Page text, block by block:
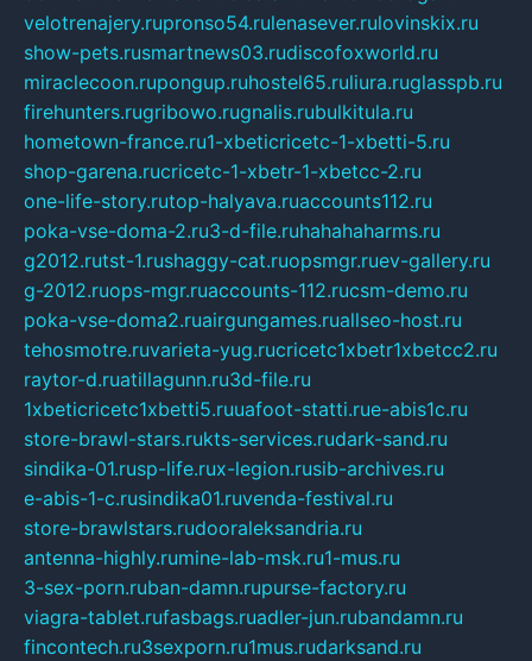
velotrenajery.rupronso54.rulenasever.rulovinskix.ru
show-pets.rusmartnews03.rudiscofoxworld.ru
miraclecoon.rupongup.ruhostel65.ruliura.ruglasspb.ru
firehunters.rugribowo.rugnalis.rubulkitula.ru
hometown-france.ru1-xbeticricetc-1-xbetti-5.ru
shop-garena.rucricetc-1-xbetr-1-xbetcc-2.ru
one-life-story.rutop-halyava.ruaccounts112.ru
poka-vse-doma-2.ru3-d-file.ruhahahaharms.ru
g2012.rutst-1.rushaggy-cat.ruopsmgr.ruev-gallery.ru
g-2012.ruops-mgr.ruaccounts-112.rucsm-demo.ru
poka-vse-doma2.ruairgungames.ruallseo-host.ru
tehosmotre.ruvarieta-yug.rucricetc1xbetr1xbetcc2.ru
raytor-d.ruatillagunn.ru3d-file.ru
1xbeticricetc1xbetti5.ruuafoot-statti.rue-abis1c.ru
store-brawl-stars.rukts-services.rudark-sand.ru
sindika-01.rusp-life.rux-legion.rusib-archives.ru
e-abis-1-c.rusindika01.ruvenda-festival.ru
store-brawlstars.rudooraleksandria.ru
antenna-highly.rumine-lab-msk.ru1-mus.ru
3-sex-porn.ruban-damn.rupurse-factory.ru
viagra-tablet.rufasbags.ruadler-jun.rubandamn.ru
fincontech.ru3sexporn.ru1mus.rudarksand.ru